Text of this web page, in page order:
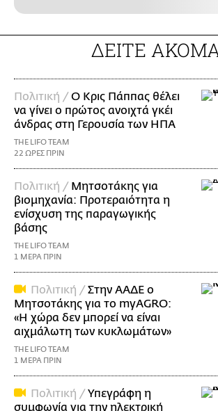
ΔΕΙΤΕ
Πολιτική /Ο Κρις Πάππας θέλει
να γίνει ο πρώτος ανοιχτά γκέι
άνδρας στη Γερουσία των ΗΠΑ
THE LIFO TEAM
22 ΩΡΕΣ ΠΡΙΝ
Πολιτική / Μητσοτάκης για
βιομηχανία: Προτεραιότητα η
ενίσχυση της παραγωγικής
βάσης
THE LIFO TEAM
1 ΜΕΡΑ ΠΡΙΝ
Πολιτική /Στην ΑΑΔΕ ο
Μητσοτάκης για το myAGRO:
«Η χώρα δεν μπορεί να είναι
αιχμάλωτη των κυκλωμάτων»
THE LIFO TEAM
1 ΜΕΡΑ ΠΡΙΝ
Πολιτική /Υπεγράφη η
συμφωνία για την ηλεκτρική